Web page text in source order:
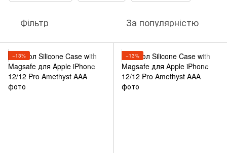
Фільтр За популярністю
−13% −13%